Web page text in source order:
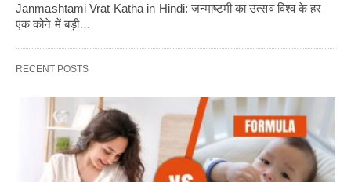
Janmashtami Vrat Katha in Hindi: जन्माष्टमी का उत्सव विश्व के हर
एक कोने में बड़ी…
RECENT POSTS